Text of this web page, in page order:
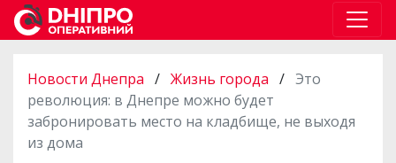
Новости Днепра / Жизнь города / Это
революция: в Днепре можно будет
забронировать место на кладбище, не выходя
из дома